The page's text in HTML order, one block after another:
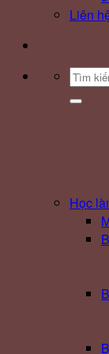
Liên
Search
Học